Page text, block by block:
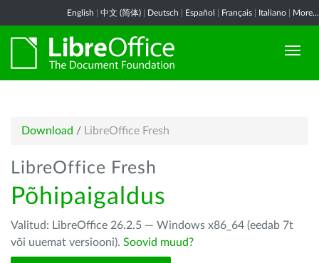
English 中文 (简体) Deutsch Español Français Italiano More...
Download / LibreOffice Fresh
LibreOffice Fresh
Põhipaigaldus
Valitud: LibreOffice 26.2.5 — Windows x86_64 (eedab 7t
või uuemat versiooni). Soovid muud?